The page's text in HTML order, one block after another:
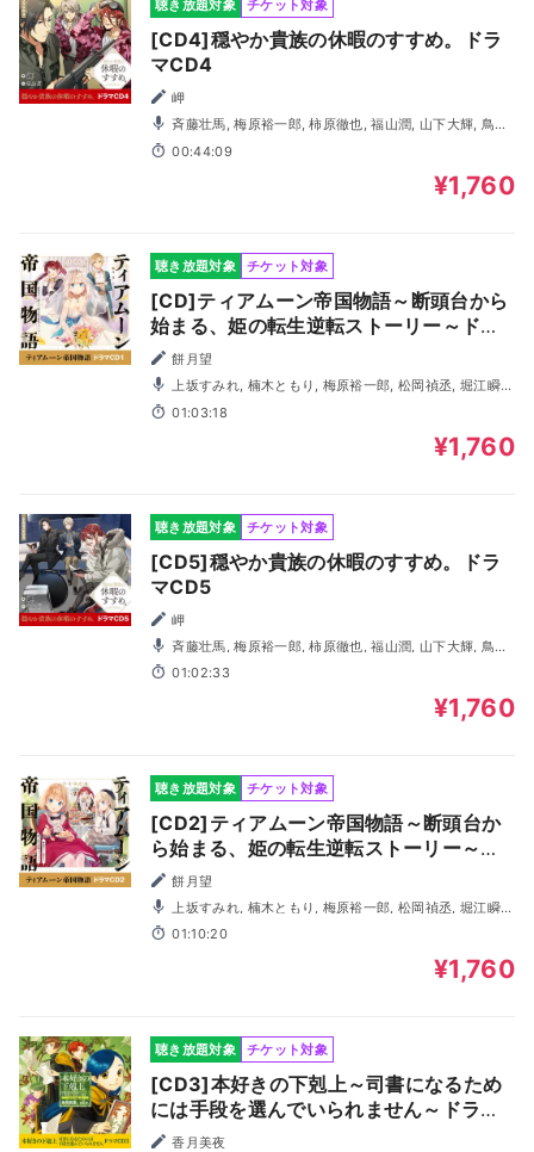
聴き放題対象 チケット対象
[CD4]穏やか貴族の休暇のすすめ。ドラ
マCD4
岬
浩輔, 小林千晃, ＫＥＮＮ, 松岡洋平, 田所陽向, 遠藤広之
00:44:09
¥1,760
聴き放題対象 チケット対象
[CD]ティアムーン帝国物語～断頭台から
始まる、姫の転生逆転ストーリー～ドラ
マCD
餅月望
上坂すみれ, 楠木ともり, 梅原裕一郎, 松岡禎丞, 堀江瞬,
松田俊樹, 東山奈央, 高尾奏音, 斎藤楓子, 高橋李依, 深町寿成
01:03:18
¥1,760
聴き放題対象 チケット対象
[CD5]穏やか貴族の休暇のすすめ。ドラ
マCD5
岬
浩輔, 小林千晃, 増田俊樹, KENN, 井上麻里奈, 遠藤広之, 稲
垣好, 河西健吾
01:02:33
¥1,760
聴き放題対象 チケット対象
[CD2]ティアムーン帝国物語～断頭台か
ら始まる、姫の転生逆転ストーリー～ド
ラマCD2
餅月望
上坂すみれ, 楠木ともり, 梅原裕一郎, 松岡禎丞, 堀江瞬,
高尾奏音, 東山奈央, 増田俊樹, 古川慎, 内田真礼, 成田剣
01:10:20
¥1,760
聴き放題対象 チケット対象
[CD3]本好きの下剋上～司書になるため
には手段を選んでいられません～ドラマ
CD3
香月美夜